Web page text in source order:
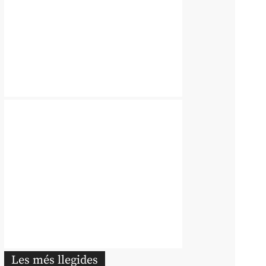
Les més llegides